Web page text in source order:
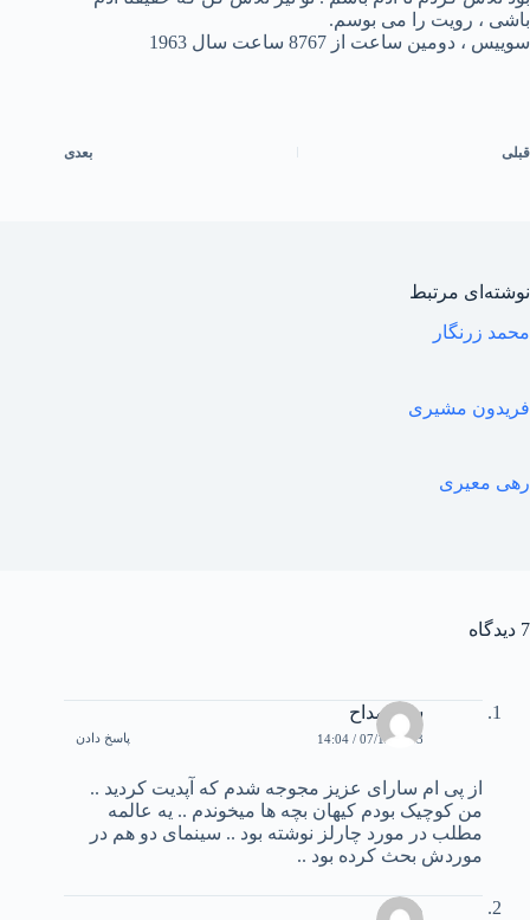
باشی ، رویت را می بوسم.
سوییس ، دومین ساعت از 8767 ساعت سال 1963
قبلی بعدی
نوشته‌ای مرتبط
محمد زرنگار
فریدون مشیری
رهی معیری
7 دیدگاه
سينا مداح
07/12/2003 / 14:04 پاسخ دادن
از پی ام سارای عزیز مجوجه شدم که آپدیت کردید ..
من کوچیک بودم کیهان بچه ها میخوندم .. یه عالمه
مطلب در مورد چارلز نوشته بود .. سینمای دو هم در
موردش بحث کرده بود ..
محمد